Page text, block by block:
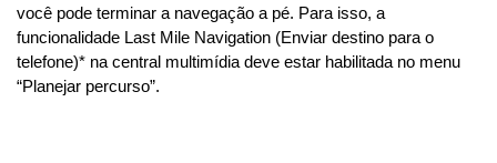
você pode terminar a navegação a pé. Para isso, a
funcionalidade Last Mile Navigation (Enviar destino para o
telefone)* na central multimídia deve estar habilitada no menu
“Planejar percurso”.